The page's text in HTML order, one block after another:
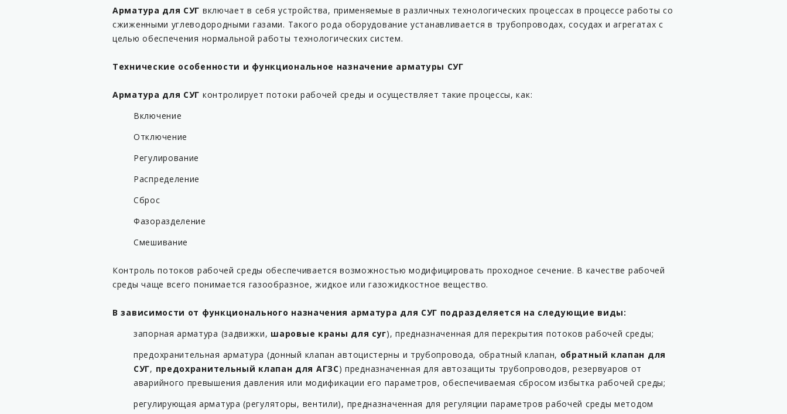
Арматура для СУГ включает в себя устройства, применяемые в различных технологических процессах в процессе работы со
сжиженными углеводородными газами. Такого рода оборудование устанавливается в трубопроводах, сосудах и агрегатах с
целью обеспечения нормальной работы технологических систем.
Технические особенности и функциональное назначение арматуры СУГ
Арматура для СУГ контролирует потоки рабочей среды и осуществляет такие процессы, как:
Включение
Отключение
Регулирование
Распределение
Сброс
Фазоразделение
Смешивание
Контроль потоков рабочей среды обеспечивается возможностью модифицировать проходное сечение. В качестве рабочей
среды чаще всего понимается газообразное, жидкое или газожидкостное вещество.
В зависимости от функционального назначения арматура для СУГ подразделяется на следующие виды:
запорная арматура (задвижки, шаровые краны для суг), предназначенная для перекрытия потоков рабочей среды;
предохранительная арматура (донный клапан автоцистерны и трубопровода, обратный клапан, обратный клапан для
СУГ, предохранительный клапан для АГЗС) предназначенная для автозащиты трубопроводов, резервуаров от
аварийного превышения давления или модификации его параметров, обеспечиваемая сбросом избытка рабочей среды;
регулирующая арматура (регуляторы, вентили), предназначенная для регуляции параметров рабочей среды методом